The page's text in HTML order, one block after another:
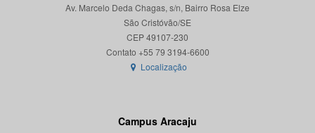
Av. Marcelo Deda Chagas, s/n, Bairro Rosa Elze
São Cristóvão/SE
CEP 49107-230
Localização
Campus Aracaju